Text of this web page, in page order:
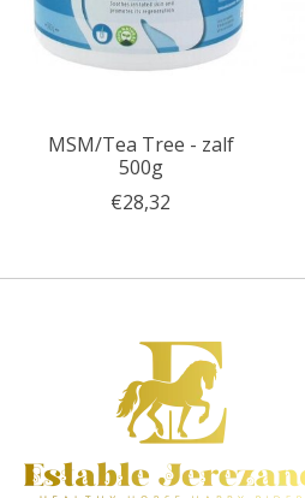
MSM/Tea Tree - zalf
500g
€28,32